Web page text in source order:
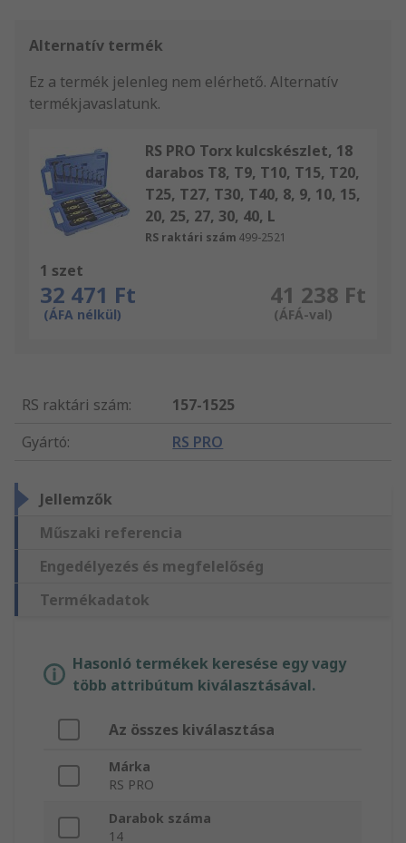
Alternatív termék
Ez a termék jelenleg nem elérhető. Alternatív
termékjavaslatunk.
RS PRO Torx kulcskészlet, 18
darabos T8, T9, T10, T15, T20,
T25, T27, T30, T40, 8, 9, 10, 15,
20, 25, 27, 30, 40, L
RS raktári szám 499-2521
1 szet
32 471 Ft
(ÁFA nélkül)
41 238 Ft
(ÁFÁ-val)
RS raktári szám:
157-1525
Gyártó: RS PRO
Jellemzők
Műszaki referencia
Engedélyezés és megfelelőség
Termékadatok
Hasonló termékek keresése egy vagy
több attribútum kiválasztásával.
Az összes kiválasztása
Márka
RS PRO
Darabok száma
14